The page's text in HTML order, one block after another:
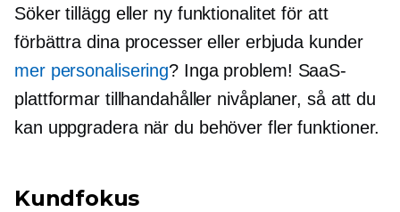
Sökertillägg eller ny funktionalitet för att
förbättra dina processer eller erbjuda kunder
mer personalisering? Inga problem! SaaS-
plattformar tillhandahåller nivåplaner, så att du
kan uppgradera när du behöver fler funktioner.
Kundfokus